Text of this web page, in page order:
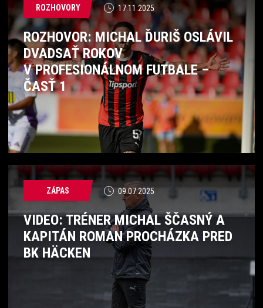
ROZHOVORY 17.11.2025
ROZHOVOR: MICHAL ĎURIŠ OSLÁVIL
DVADSAŤ ROKOV
V PROFESIONÁLNOM FUTBALE –
ČASŤ 1
ZÁPAS 09.07.2025
VIDEO: TRÉNER MICHAL ŠČASNÝ A
KAPITÁN ROMAN PROCHÁZKA PRED
BK HÄCKEN